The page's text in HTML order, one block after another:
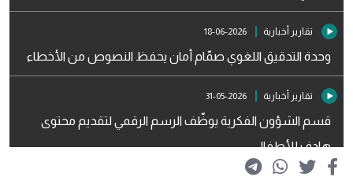
تقارير أخبارية 2026-06-18
وحدة التدقيق اللغوي صمّام أمان يحفظ النصوص من الأخطاء
تقارير أخبارية 2026-05-31
قسم الشؤون الفكرية يوظّف الرسم الرقمي لتقديم محتوى
هادف للأطفال